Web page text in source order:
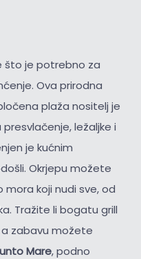
što je potrebno za
Ova prirodna
plaža nositelj je
ležaljke i
je kućnim
Okrjepu možete
koji nudi sve, od
Tražite li bogatu grill
a zabavu možete
Mare, podno